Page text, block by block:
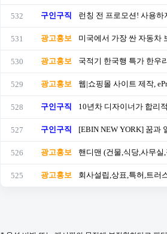
532 구인구직 런칭 전 프로모션! 사용하
531 광고홍보 미국에서 가장 싼 자동차
530 광고홍보 국적기 한국행 특가 한우
529 광고홍보 웹|쇼핑몰 사이트 제작,
528 구인구직 10년차 디자이너가 합리
527 구인구직 [EBIN NEW YORK] 꿈과
526 광고홍보 핸디맨 (건물,식당,사무
525 광고홍보 회사설립,상표,특허,트러